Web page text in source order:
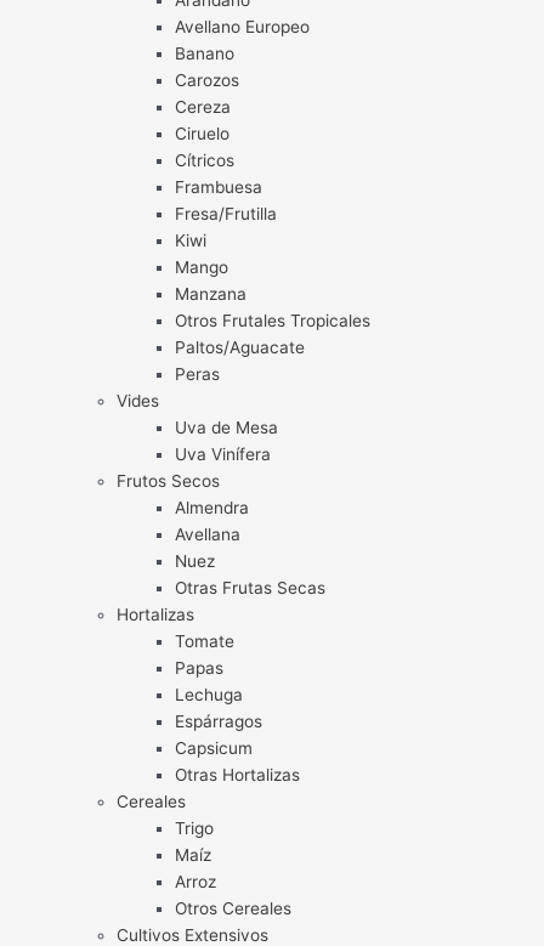
Avellano Europeo
Banano
Carozos
Cereza
Ciruelo
Cítricos
Frambuesa
Fresa/Frutilla
Kiwi
Mango
Manzana
Otros Frutales Tropicales
Paltos/Aguacate
Peras
Vides
Uva de Mesa
Uva Vinífera
Frutos Secos
Almendra
Avellana
Nuez
Otras Frutas Secas
Hortalizas
Tomate
Papas
Lechuga
Espárragos
Capsicum
Otras Hortalizas
Cereales
Trigo
Maíz
Arroz
Otros Cereales
Cultivos Extensivos